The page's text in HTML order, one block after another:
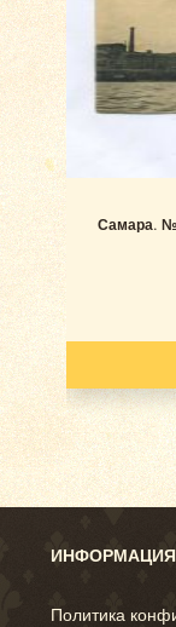
Самара. №
ИНФОРМАЦИЯ
Политика